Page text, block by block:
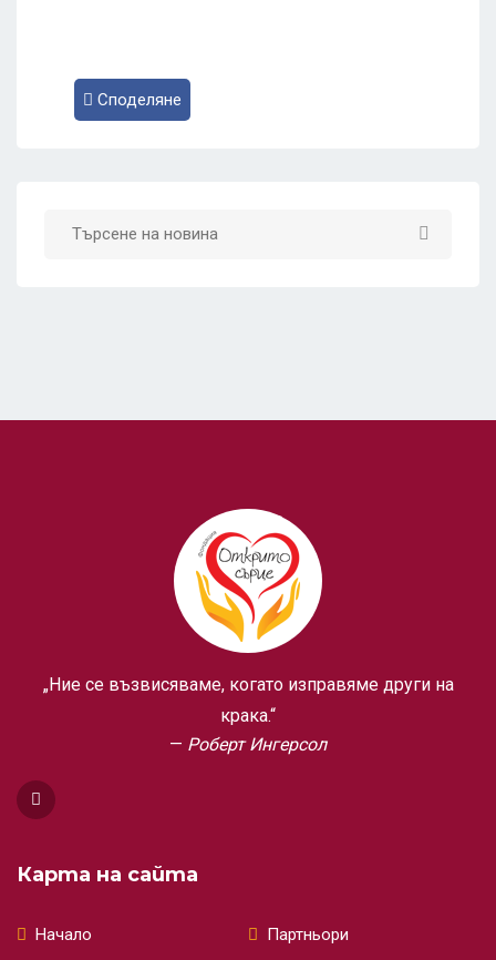
Споделяне
„Ние се възвисяваме, когато изправяме други на
крака.“
Роберт Ингерсол
Карта на сайта
Начало Партньори